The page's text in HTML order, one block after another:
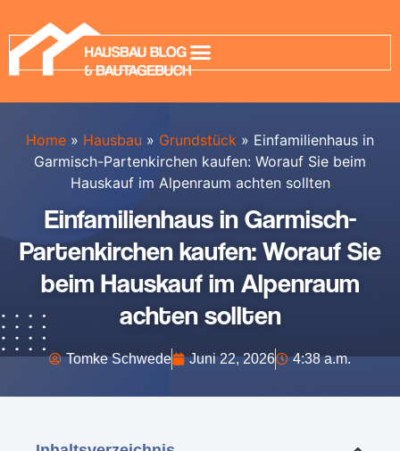
Home » Hausbau » Grundstück » Einfamilienhaus in
Garmisch-Partenkirchen kaufen: Worauf Sie beim
Hauskauf im Alpenraum achten sollten
Einfamilienhaus in Garmisch-
Partenkirchen kaufen: Worauf Sie
beim Hauskauf im Alpenraum
achten sollten
Tomke Schwede Juni 22, 2026 4:38 a.m.